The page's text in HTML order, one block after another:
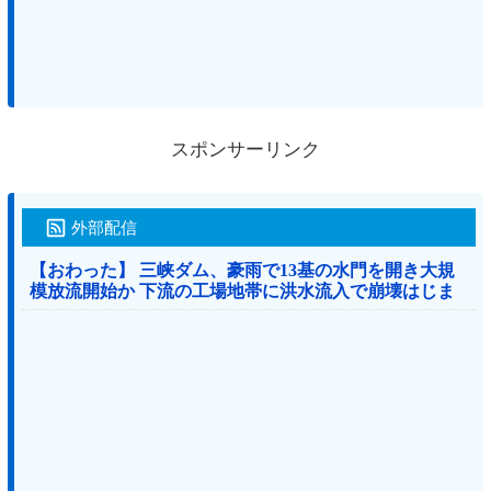
スポンサーリンク
外部配信
【おわった】 三峡ダム、豪雨で13基の水門を開き大規
模放流開始か 下流の工場地帯に洪水流入で崩壊はじま
る